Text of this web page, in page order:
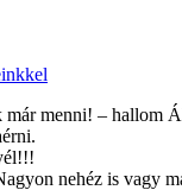
menni! – hallom
nehéz is vagy